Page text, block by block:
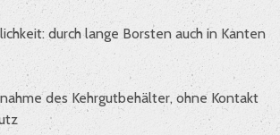
durch lange Borsten auch in Kanten
des Kehrgutbehälter, ohne Kontakt